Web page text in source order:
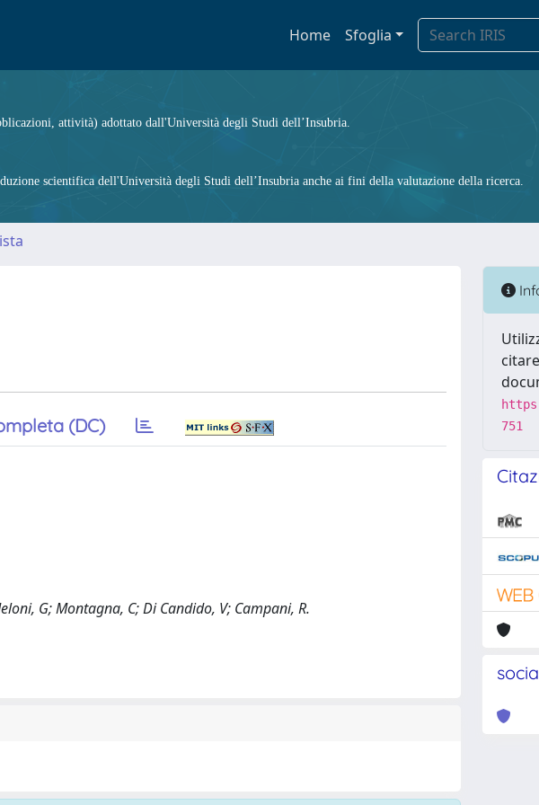
Home Sfoglia
attività) adottato dall'Università degli Studi dell’Insubria.
scientifica dell'Università degli Studi dell’Insubria anche ai fini della valutazione della ricerca.
(DC)
G; Montagna, C; Di Candido, V; Campani, R.
751